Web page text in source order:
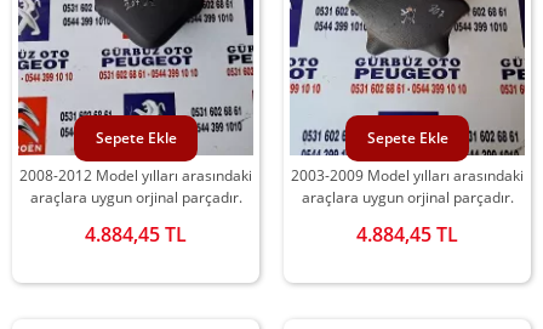
2008-2012 Model yılları arasındaki
araçlara uygun orjinal parçadır.
4.884,45 TL
Sepete Ekle
2003-2009 Model yılları arasındaki
araçlara uygun orjinal parçadır.
4.884,45 TL
Sepete Ekle